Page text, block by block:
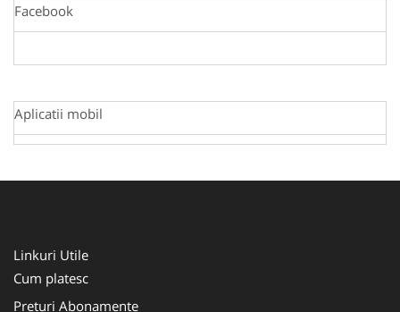
Facebook
Aplicatii mobil
Linkuri Utile
Cum platesc
Preturi Abonamente